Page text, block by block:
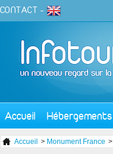
CONTACT -
Accueil Hébergements
Accueil > Monument France >